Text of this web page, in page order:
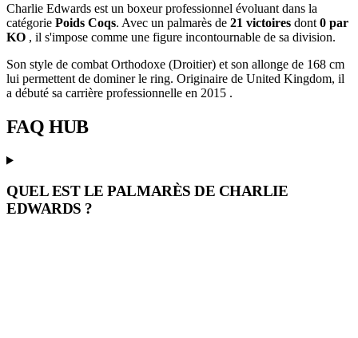
Charlie Edwards est un boxeur professionnel évoluant dans la
catégorie Poids Coqs. Avec un palmarès de 21 victoires dont 0 par
KO , il s'impose comme une figure incontournable de sa division.
Son style de combat Orthodoxe (Droitier) et son allonge de 168 cm
lui permettent de dominer le ring. Originaire de United Kingdom, il
a débuté sa carrière professionnelle en 2015 .
FAQ HUB
QUEL EST LE PALMARÈS DE CHARLIE
EDWARDS ?